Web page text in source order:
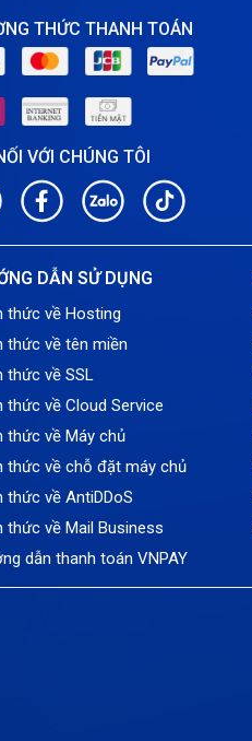
THỨC THANH TOÁN
VỚI CHÚNG TÔI
DẪN SỬ DỤNG
thức về Hosting
thức về tên miền
thức về SSL
thức về Cloud Service
thức về Máy chủ
thức về chỗ đặt máy chủ
thức về AntiDDoS
thức về Mail Business
dẫn thanh toán VNPAY